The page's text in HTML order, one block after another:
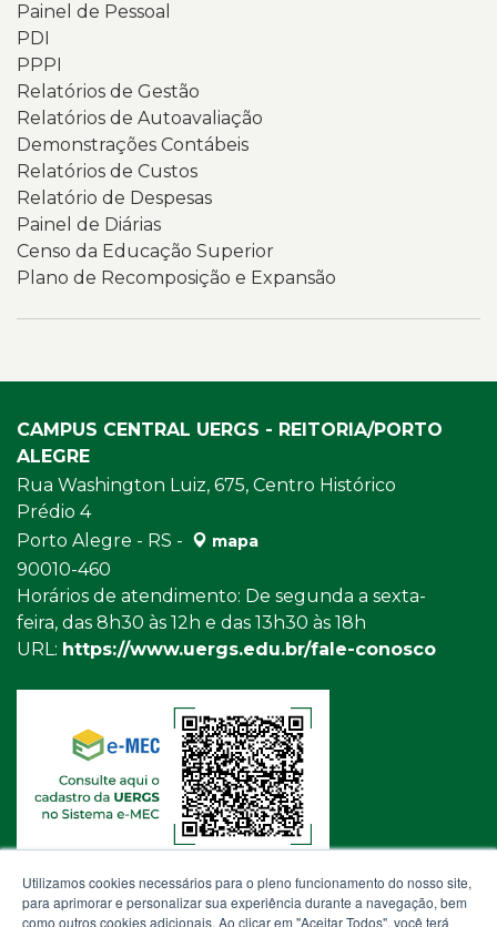
Painel de Pessoal
PDI
PPPI
Relatórios de Gestão
Relatórios de Autoavaliação
Demonstrações Contábeis
Relatórios de Custos
Relatório de Despesas
Painel de Diárias
Censo da Educação Superior
Plano de Recomposição e Expansão
CAMPUS CENTRAL UERGS - REITORIA/PORTO
ALEGRE
Rua Washington Luiz, 675, Centro Histórico
Prédio 4
Porto Alegre - RS -
mapa
90010-460
Horários de atendimento: De segunda a sexta-
feira, das 8h30 às 12h e das 13h30 às 18h
URL: https://www.uergs.edu.br/fale-conosco
Utilizamos cookies necessários para o pleno funcionamento do nosso site,
para aprimorar e personalizar sua experiência durante a navegação, bem
como outros cookies adicionais. Ao clicar em "Aceitar Todos", você terá